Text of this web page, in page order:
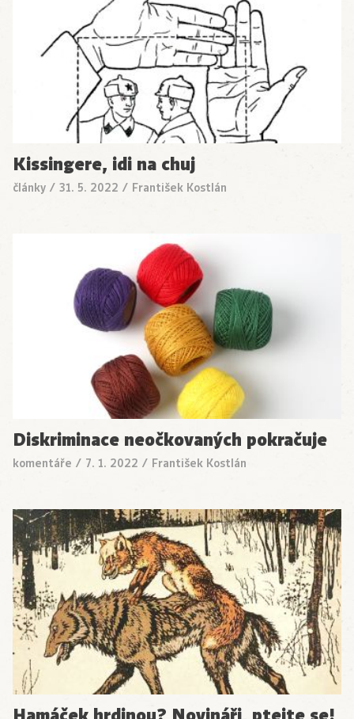
Kissingere, idi na chuj
články / 31. 5. 2022 / František Kostlán
Diskriminace neočkovaných pokračuje
komentáře / 7. 1. 2022 / František Kostlán